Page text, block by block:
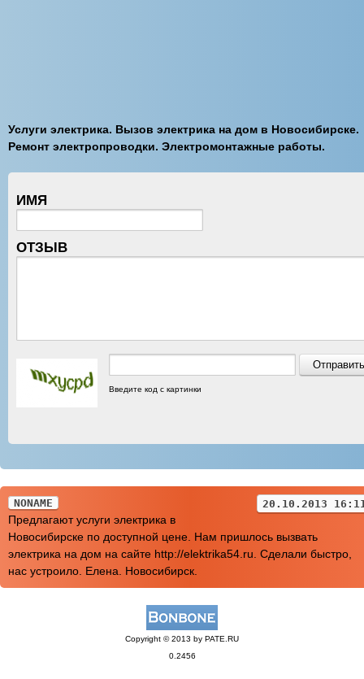
Услуги электрика. Вызов электрика на дом в Новосибирске.
Ремонт электропроводки. Электромонтажные работы.
ИМЯ
ОТЗЫВ
Введите код с картинки
NONAME 20.10.2013
Предлагают услуги электрика в
Новосибирске по доступной цене. Нам пришлось вызвать
электрика на дом на сайте http://elektrika54.ru. Сделали быстро,
нас устроило. Елена. Новосибирск.
Copyright © 2013 by PATE.RU
0.2456